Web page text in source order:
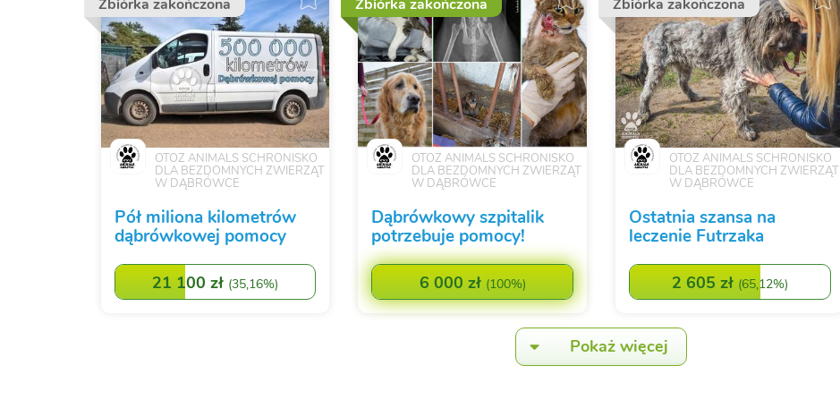
Zbiórka zakończona
OTOZ ANIMALS SCHRONISKO
DLA BEZDOMNYCH ZWIERZĄT
W DĄBRÓWCE
Pół miliona kilometrów
dąbrówkowej pomocy
21 100 zł (35,16%)
Zbiórka zakończona
OTOZ ANIMALS SCHRONISKO
DLA BEZDOMNYCH ZWIERZĄT
W DĄBRÓWCE
Dąbrówkowy szpitalik
potrzebuje pomocy!
6 000 zł (100%)
Zbiórka zakończona
OTOZ ANIMALS SCHRONISKO
DLA BEZDOMNYCH ZWIERZĄT
W DĄBRÓWCE
Ostatnia szansa na
leczenie Futrzaka
2 605 zł (65,12%)
Pokaż więcej